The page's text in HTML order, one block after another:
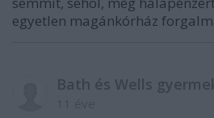
egyetlen magánkórház
Bath és Wells